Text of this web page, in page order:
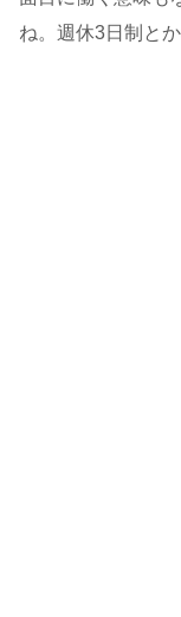
ね。週休3日制と